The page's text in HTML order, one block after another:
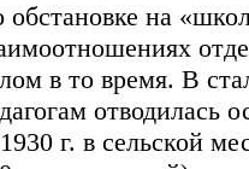
обстановке на
в то время. В
отводилась
г. в сельской